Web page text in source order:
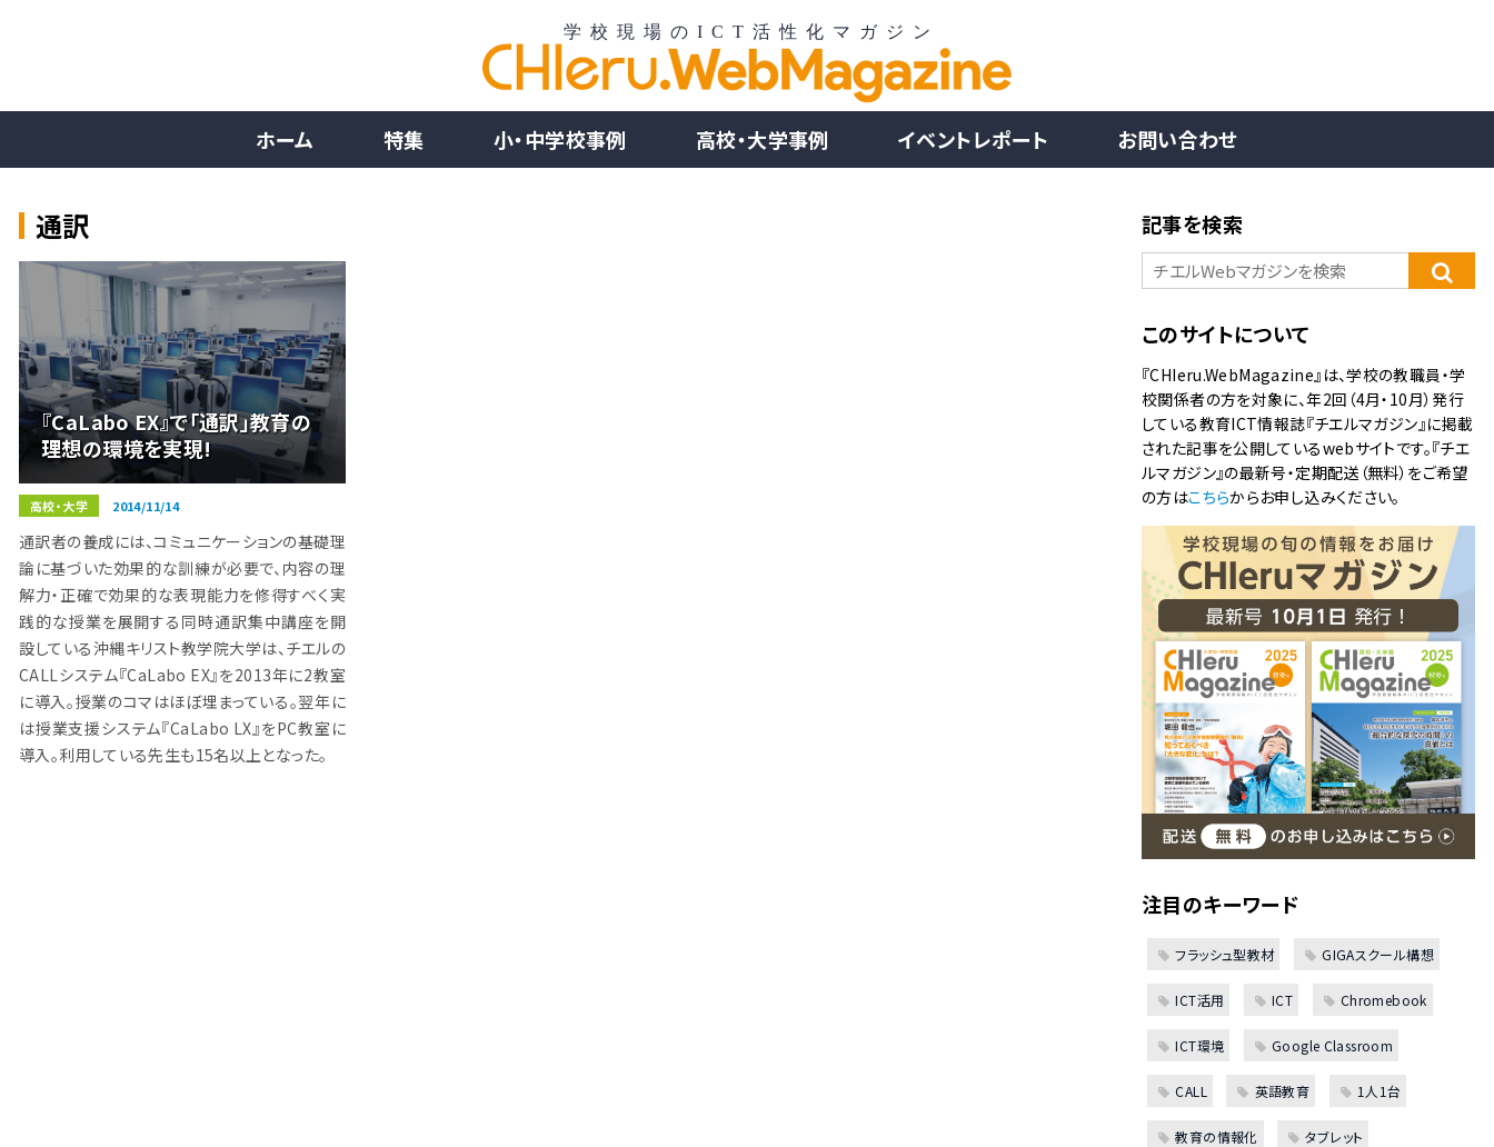
ホーム 特集 小・中学校事例 高校・大学事例 イベントレポート お問い合わせ
通訳
『CaLabo EX』で「通訳」教育の
理想の環境を実現!
高校・大学 2014/11/14
通訳者の養成には、コミュニケーションの基礎理
論に基づいた効果的な訓練が必要で、内容の理
解力・正確で効果的な表現能力を修得すべく実
践的な授業を展開する同時通訳集中講座を開
設している沖縄キリスト教学院大学は、チエルの
CALLシステム『CaLabo EX』を2013年に2教室
に導入。授業のコマはほぼ埋まっている。翌年に
は授業支援システム『CaLabo LX』をPC教室に
導入。利用している先生も15名以上となった。
記事を検索
このサイトについて
『CHIeru.WebMagazine』は、学校の教職員・学
校関係者の方を対象に、年2回（4月・10月）発行
している教育ICT情報誌『チエルマガジン』に掲載
された記事を公開しているwebサイトです。『チエ
ルマガジン』の最新号・定期配送（無料）をご希望
の方はこちらからお申し込みください。
注目のキーワード
フラッシュ型教材 GIGAスクール構想
ICT活用 ICT Chromebook
ICT環境 Google Classroom
CALL 英語教育 1人1台
教育の情報化 タブレット